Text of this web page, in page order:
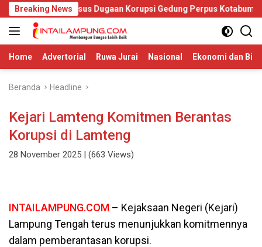
Langsung
ke
konten
Breaking News
Kasus Dugaan Korupsi Gedung Perpus Kotabumi
Home Advertorial Ruwa Jurai Nasional Ekonomi dan
Beranda Headline
Kejari Lamteng Komitmen Berantas
Korupsi di Lamteng
28 November 2025 | (663 Views)
INTAILAMPUNG.COM – Kejaksaan Negeri (Kejari)
Lampung Tengah terus menunjukkan komitmennya
dalam pemberantasan korupsi.